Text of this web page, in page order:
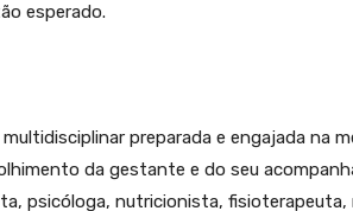
esperado.
multidisciplinar preparada e engajada na
da gestante e do seu
psicóloga, nutricionista,